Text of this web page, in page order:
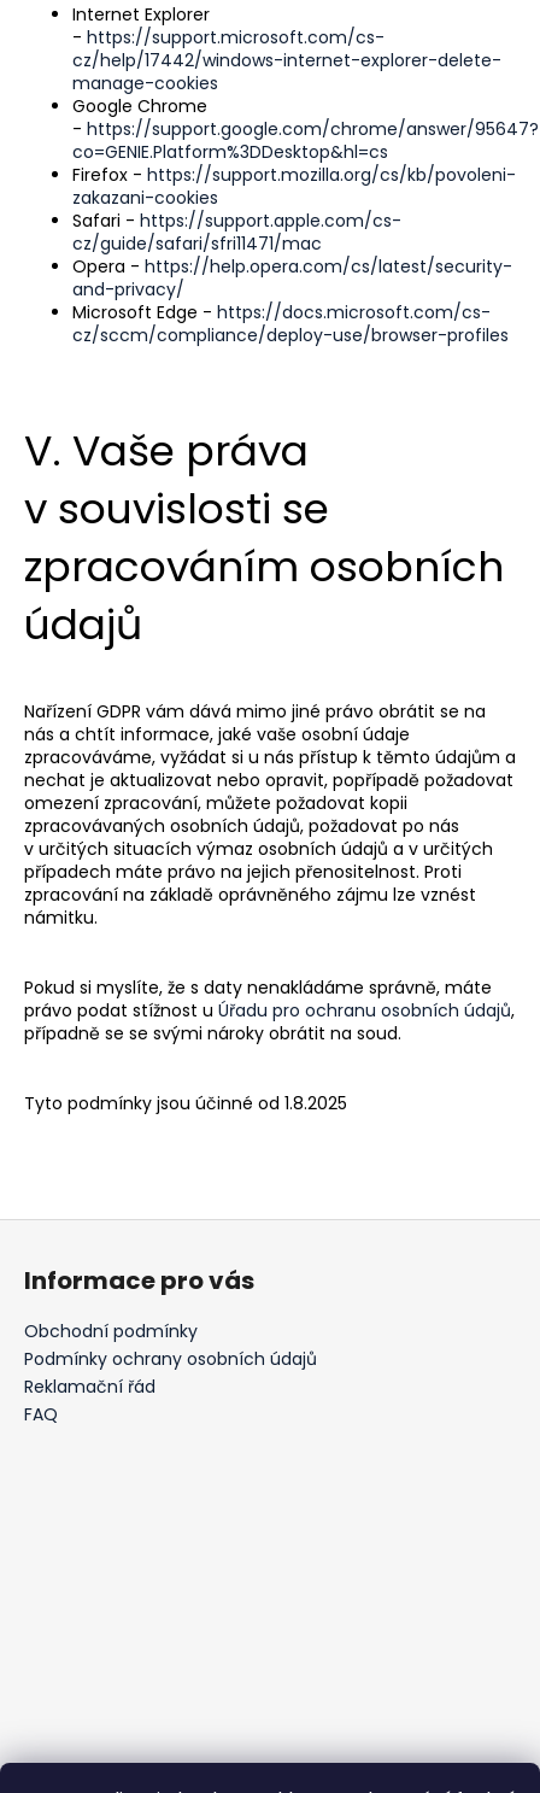
Internet Explorer
- https://support.microsoft.com/cs-
cz/help/17442/windows-internet-explorer-delete-
manage-cookies
Google Chrome
- https://support.google.com/chrome/answer/95647?
co=GENIE.Platform%3DDesktop&hl=cs
Firefox - https://support.mozilla.org/cs/kb/povoleni-
zakazani-cookies
Safari - https://support.apple.com/cs-
cz/guide/safari/sfri11471/mac
Opera - https://help.opera.com/cs/latest/security-
and-privacy/
Microsoft Edge - https://docs.microsoft.com/cs-
cz/sccm/compliance/deploy-use/browser-profiles
V. Vaše práva
v souvislosti se
zpracováním osobních
údajů
Nařízení GDPR vám dává mimo jiné právo obrátit se na
nás a chtít informace, jaké vaše osobní údaje
zpracováváme, vyžádat si u nás přístup k těmto údajům a
nechat je aktualizovat nebo opravit, popřípadě požadovat
omezení zpracování, můžete požadovat kopii
zpracovávaných osobních údajů, požadovat po nás
v určitých situacích výmaz osobních údajů a v určitých
případech máte právo na jejich přenositelnost. Proti
zpracování na základě oprávněného zájmu lze vznést
námitku.
Pokud si myslíte, že s daty nenakládáme správně, máte
právo podat stížnost u Úřadu pro ochranu osobních údajů,
případně se se svými nároky obrátit na soud.
Tyto podmínky jsou účinné od 1.8.2025
Z
Informace pro vás
Obchodní podmínky
Podmínky ochrany osobních údajů
Reklamační řád
FAQ